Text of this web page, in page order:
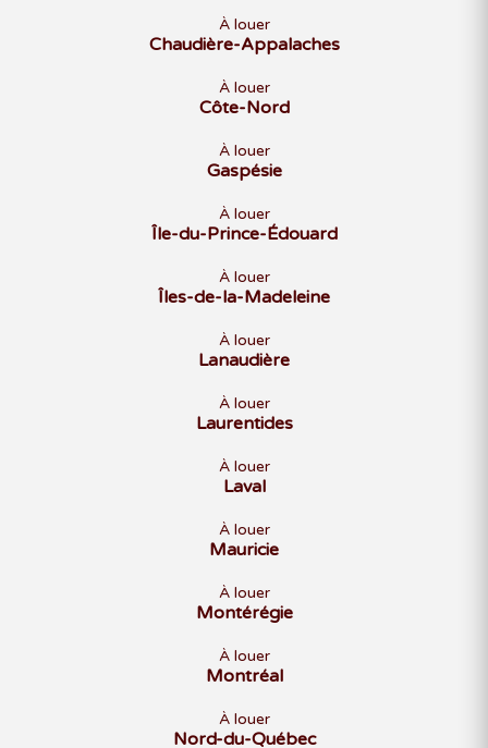
À louer
Chaudière-Appalaches
À louer
Côte-Nord
À louer
Gaspésie
À louer
Île-du-Prince-Édouard
À louer
Îles-de-la-Madeleine
À louer
Lanaudière
À louer
Laurentides
À louer
Laval
À louer
Mauricie
À louer
Montérégie
À louer
Montréal
À louer
Nord-du-Québec